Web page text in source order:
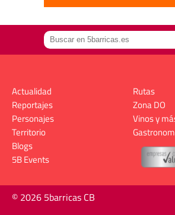
Actualidad
Reportajes
Personajes
Territorio
Rutas
Zona DO
Vinos y
Blogs
5B Events
© 2026 5barricas CB